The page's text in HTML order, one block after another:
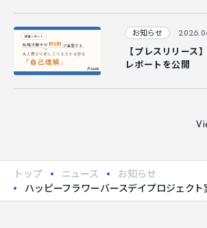
お知らせ
【プレスリリース
レポートを公開
トップ ニュース
お知らせ
ハッピーフラワーバースデイプロジェク